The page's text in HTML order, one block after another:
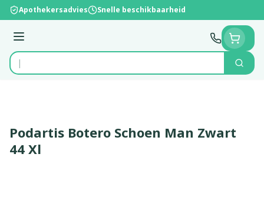
Ga naar de inhoud
Apothekersadvies Snelle beschikbaarheid
Menu
Product, merk, categorie...
Zoek
Podartis Botero Schoen Man Zwart
44 Xl